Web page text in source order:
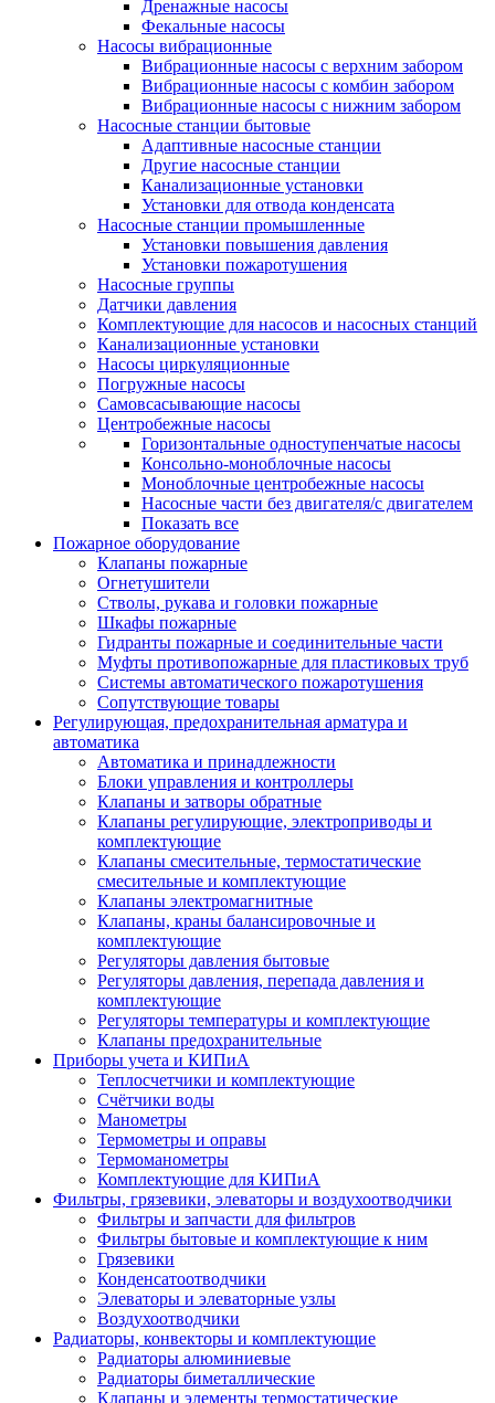
Дренажные насосы
Фекальные насосы
Насосы вибрационные
Вибрационные насосы с верхним забором
Вибрационные насосы с комбин забором
Вибрационные насосы с нижним забором
Насосные станции бытовые
Адаптивные насосные станции
Другие насосные станции
Канализационные установки
Установки для отвода конденсата
Насосные станции промышленные
Установки повышения давления
Установки пожаротушения
Насосные группы
Датчики давления
Комплектующие для насосов и насосных станций
Канализационные установки
Насосы циркуляционные
Погружные насосы
Самовсасывающие насосы
Центробежные насосы
Горизонтальные одноступенчатые насосы
Консольно-моноблочные насосы
Моноблочные центробежные насосы
Насосные части без двигателя/с двигателем
Показать все
Пожарное оборудование
Клапаны пожарные
Огнетушители
Стволы, рукава и головки пожарные
Шкафы пожарные
Гидранты пожарные и соединительные части
Муфты противопожарные для пластиковых труб
Системы автоматического пожаротушения
Сопутствующие товары
Регулирующая, предохранительная арматура и
автоматика
Автоматика и принадлежности
Блоки управления и контроллеры
Клапаны и затворы обратные
Клапаны регулирующие, электроприводы и
комплектующие
Клапаны смесительные, термостатические
смесительные и комплектующие
Клапаны электромагнитные
Клапаны, краны балансировочные и
комплектующие
Регуляторы давления бытовые
Регуляторы давления, перепада давления и
комплектующие
Регуляторы температуры и комплектующие
Клапаны предохранительные
Приборы учета и КИПиА
Теплосчетчики и комплектующие
Счётчики воды
Манометры
Термометры и оправы
Термоманометры
Комплектующие для КИПиА
Фильтры, грязевики, элеваторы и воздухоотводчики
Фильтры и запчасти для фильтров
Фильтры бытовые и комплектующие к ним
Грязевики
Конденсатоотводчики
Элеваторы и элеваторные узлы
Воздухоотводчики
Радиаторы, конвекторы и комплектующие
Радиаторы алюминиевые
Радиаторы биметаллические
Клапаны и элементы термостатические